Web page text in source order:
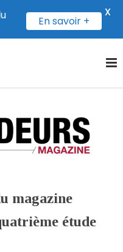
magazine
étude
En savoir +
X